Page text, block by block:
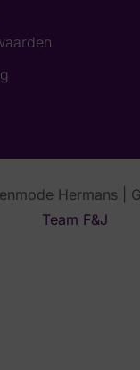
Hermans |
Team F&J